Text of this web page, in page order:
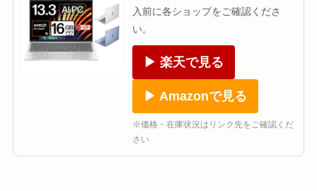
入前に各ショップをご確認くださ
い。
▶ 楽天で見る
▶ Amazonで見る
※価格・在庫状況はリンク先をご確認くだ
さい